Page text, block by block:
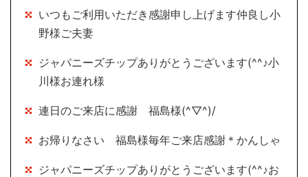
いつもご利用いただき感謝申し上げます仲良し小
野様ご夫妻
ジャパニーズチップありがとうございます(^^♪小
川様お連れ様
連日のご来店に感謝 福島様(^▽^)/
お帰りなさい 福島様毎年ご来店感謝＊かんしゃ
ジャパニーズチップありがとうございます(^^♪お